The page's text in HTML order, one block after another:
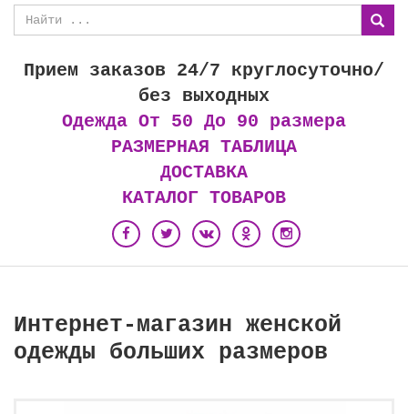
Прием заказов 24/7 круглосуточно/
без выходных
Одежда От 50 До 90 размера
РАЗМЕРНАЯ ТАБЛИЦА
ДОСТАВКА
КАТАЛОГ ТОВАРОВ
Интернет-магазин женской
одежды больших размеров